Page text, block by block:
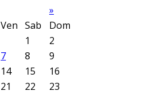
»
Ven Sab
Dom
1
2
7 8
9
14 15
16
21 22
23